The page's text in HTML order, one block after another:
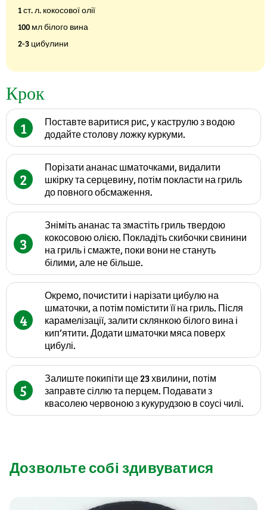
1 ст. л. кокосової олії
100 мл білого вина
2-3 цибулини
Крок
1
Поставте варитися рис, у каструлю з водою
додайте столову ложку куркуми.
2
Порізати ананас шматочками, видалити
шкірку та серцевину, потім покласти на гриль
до повного обсмаження.
3
Зніміть ананас та змастіть гриль твердою
кокосовою олією. Покладіть скибочки свинини
на гриль і смажте, поки вони не стануть
білими, але не більше.
4
Окремо, почистити і нарізати цибулю на
шматочки, а потім помістити її на гриль. Після
карамелізації, залити склянкою білого вина і
кип‘ятити. Додати шматочки мяса поверх
цибулі.
5
Залиште покипіти ще 23 хвилини, потім
заправте сіллю та перцем. Подавати з
квасолею червоною з кукурудзою в соусі чилі.
Дозвольте собі здивуватися